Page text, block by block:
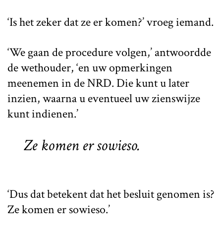
‘Is het zeker dat ze er komen?’ vroeg iemand.
‘We gaan de procedure volgen,’ antwoordde
de wethouder, ‘en uw opmerkingen
meenemen in de NRD. Die kunt u later
inzien, waarna u eventueel uw zienswijze
kunt indienen.’
Ze komen er sowieso.
‘Dus dat betekent dat het besluit genomen is?
Ze komen er sowieso.’